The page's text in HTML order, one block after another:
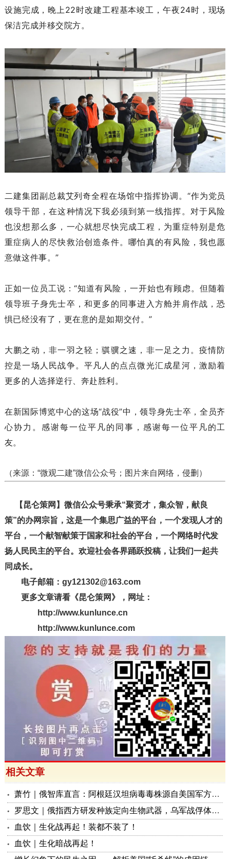
设施完成，晚上22时改建工程基本竣工，午夜24时，现场
保洁完成并移交院方。
二建集团副总裁艾列奇全程在场馆中指挥协调。“作为党员
领导干部，在这种情况下我必须到第一线指挥。对于风险
也没想那么多，一心就想尽快完成工程，为重症特别是危
重症病人的尽快救治创造条件。哪怕真的有风险，我也愿
意做这件事。”
正如一位员工说：“知道有风险，一开始也有顾虑。但随着
领导班子身先士卒，和更多的同事进入方舱并肩作战，恐
惧已经没有了，更在意的是如期交付。”
大鹏之动，非一羽之轻；骐骥之速，非一足之力。疫情防
控是一场人民战争。平凡人的点点微光汇成星河，激励着
更多的人选择逆行、奔赴胜利。
在新国际博览中心的这场“战役”中，领导身先士卒，全员齐
心协力。感谢每一位平凡的同事，感谢每一位平凡的工
友。
（来源：“微观二建”微信公众号；图片来自网络，侵删）
【昆仑策网】微信公众号秉承“聚贤才，集众智，献良
策”的办网宗旨，这是一个集思广益的平台，一个发现人才的
平台，一个献智献策于国家和社会的平台，一个网络时代发
扬人民民主的平台。欢迎社会各界踊跃投稿，让我们一起共
同成长。
电子邮箱：gy121302@163.com
更多文章请看《昆仑策网》，网址：
http://www.kunlunce.cn
http://www.kunlunce.com
相关文章
萧竹｜俄智库直言：阿根廷汉坦病毒毒株源自美国军方生物体系
罗思文｜俄指西方研发种族定向生物武器，乌军战俘体内普遍现抗生素耐药性
血饮｜生化战再起！装都不装了！
血饮｜生化暗战再起！